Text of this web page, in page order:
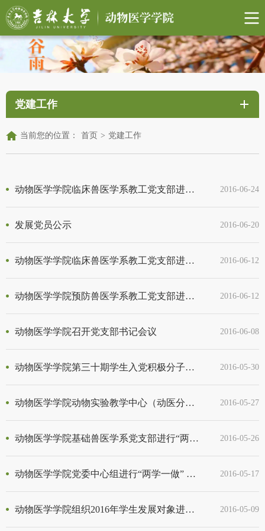
党建工作
当前您的位置： 首页 > 党建工作
动物医学学院临床兽医学系教工党支部进行“两学一做” 第二次专题学习活动 2016-06-24
发展党员公示 2016-06-20
动物医学学院临床兽医学系教工党支部进行“两学一做” 学习教育活动 2016-06-12
动物医学学院预防兽医学系教工党支部进行“两学一做”学习教育 2016-06-12
动物医学学院召开党支部书记会议 2016-06-08
动物医学学院第三十期学生入党积极分子培训 2016-05-30
动物医学学院动物实验教学中心（动医分中心）党支部开展“两学一做”学习教育 2016-05-27
动物医学学院基础兽医学系党支部进行“两学一做”学习教育 2016-05-26
动物医学学院党委中心组进行“两学一做” 第一专题学习研讨 2016-05-17
动物医学学院组织2016年学生发展对象进行社会实践活动 2016-05-09